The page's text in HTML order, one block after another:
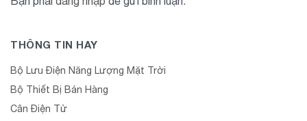
THÔNG TIN HAY
Bộ Lưu Điện Năng Lượng Mặt Trời
Bộ Thiết Bị Bán Hàng
Cân Điện Tử